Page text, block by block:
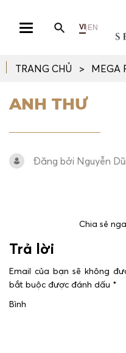
VI | EN
TRANG CHỦ MEGA
ANH THƯ
Đăng bởi Nguyễn
Chia sẻ
Trả lời
Email của bạn sẽ không
bắt buộc được đánh dấu *